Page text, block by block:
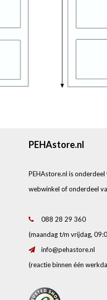
PEHAstore.nl
PEHAstore.nl is
webwinkel of onderdeel
088 28 29 360
(maandag t/m vrijdag,
info@pehastore.nl
(reactie binnen één